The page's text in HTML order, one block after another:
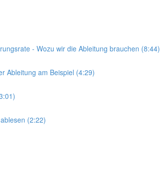
- Wozu wir die Ableitung brauchen (8:44)
Ableitung am Beispiel (4:29)
(2:22)